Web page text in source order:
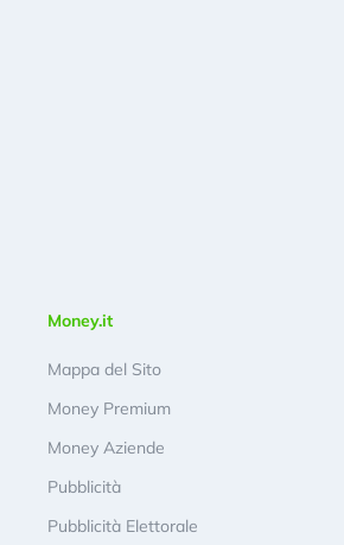
Money.it
Mappa del Sito
Money Premium
Money Aziende
Pubblicità
Pubblicità Elettorale